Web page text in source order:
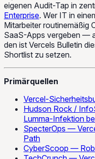
eigenen Audit-Tap in
Enterprise. Wer IT in
Mitarbeiter routinemäßig
SaaS-Apps vergeben —
den ist Vercels Bulletin
Shortlist zu setzen.
Primärquellen
Vercel-
Hudson Rock /
Lumma-Infektion
SpecterOps —
Path
CyberScoop —